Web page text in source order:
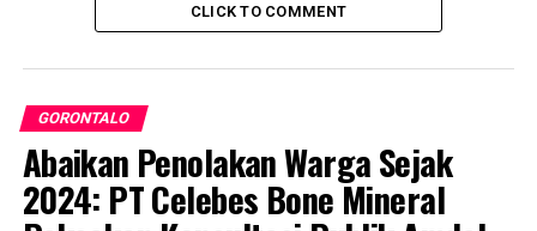
“Realitas di lapangan
memperlihatkan
ketimpangan. Masyarakat
seolah terus disalahkan,
sedangkan perusahaan
CLICK TO COMMENT
GORONTALO
Abaikan Penolakan Warga Sejak
2024: PT Celebes Bone Mineral